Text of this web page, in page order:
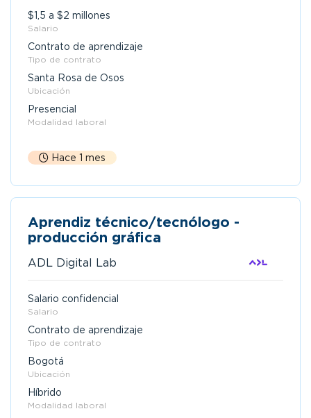
$1,5 a $2 millones
Salario
Contrato de aprendizaje
Tipo de contrato
Santa Rosa de Osos
Ubicación
Presencial
Modalidad laboral
Hace 1 mes
Aprendiz técnico/tecnólogo -
producción gráfica
ADL Digital Lab
Salario confidencial
Salario
Contrato de aprendizaje
Tipo de contrato
Bogotá
Ubicación
Híbrido
Modalidad laboral